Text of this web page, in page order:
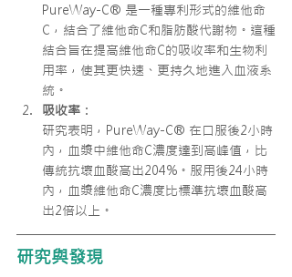
PureWay-C® 是一種專利形式的維他命
C，結合了維他命C和脂肪酸代謝物。這種
結合旨在提高維他命C的吸收率和生物利
用率，使其更快速、更持久地進入血液系
統。
吸收率 ：
研究表明，PureWay-C® 在口服後2小時
內，血漿中維他命C濃度達到高峰值，比
傳統抗壞血酸高出204%。服用後24小時
內，血漿維他命C濃度比標準抗壞血酸高
出2倍以上。
研究與發現